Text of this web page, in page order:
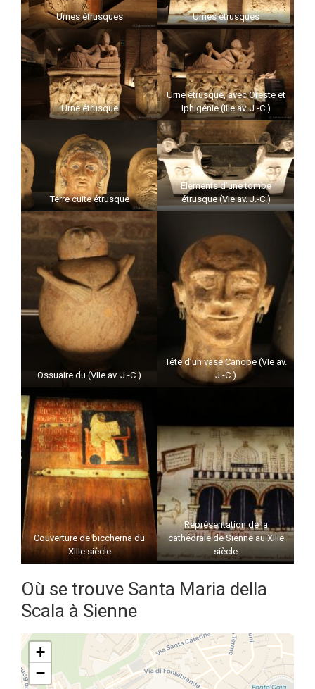
Urnes étrusques Urnes étrusques
Urne étrusque
Urne étrusque, avec Oreste et
Iphigénie (IIIe av. J.-C.)
Terre cuite étrusque
Éléments d’une tombe
étrusque (VIe av. J.-C.)
Ossuaire du (VIIe av. J.-C.)
Tête d’un vase Canope (VIe av.
J.-C.)
Couverture de biccherna du
XIIIe siècle
Représentation de la
cathédrale de Sienne au XIIIe
siècle
Où se trouve Santa Maria della
Scala à Sienne
+
−